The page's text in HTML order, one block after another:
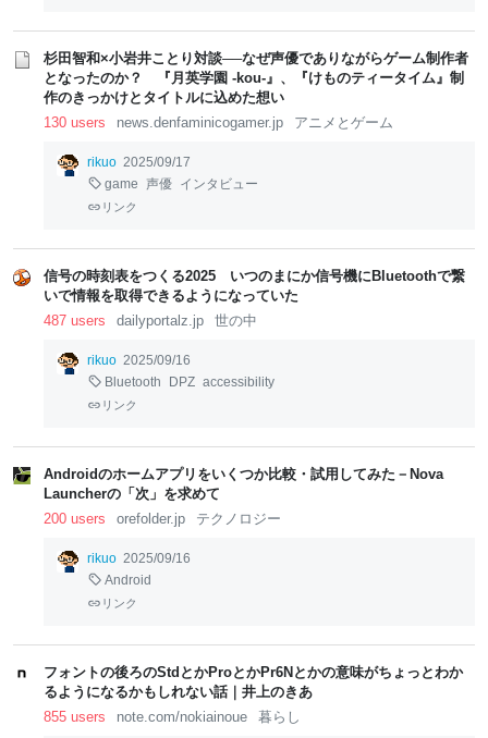
杉田智和×小岩井ことり対談──なぜ声優でありながらゲーム制作者
となったのか？ 『月英学園 -kou-』、『けものティータイム』制
作のきっかけとタイトルに込めた想い
130 users
news.denfaminicogamer.jp アニメとゲーム
rikuo 2025/09/17
game 声優 インタビュー
リンク
信号の時刻表をつくる2025 いつのまにか信号機にBluetoothで繋
いで情報を取得できるようになっていた
487 users
dailyportalz.jp 世の中
rikuo 2025/09/16
Bluetooth
DPZ accessibility
リンク
Androidのホームアプリをいくつか比較・試用してみた－Nova
Launcherの「次」を求めて
200 users
orefolder.jp テクノロジー
rikuo 2025/09/16
Android
リンク
フォントの後ろのStdとかProとかPr6Nとかの意味がちょっとわか
るようになるかもしれない話｜井上のきあ
855 users
note.com/nokiainoue 暮らし